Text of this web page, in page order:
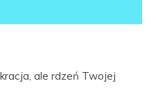
ale rdzeń Twojej